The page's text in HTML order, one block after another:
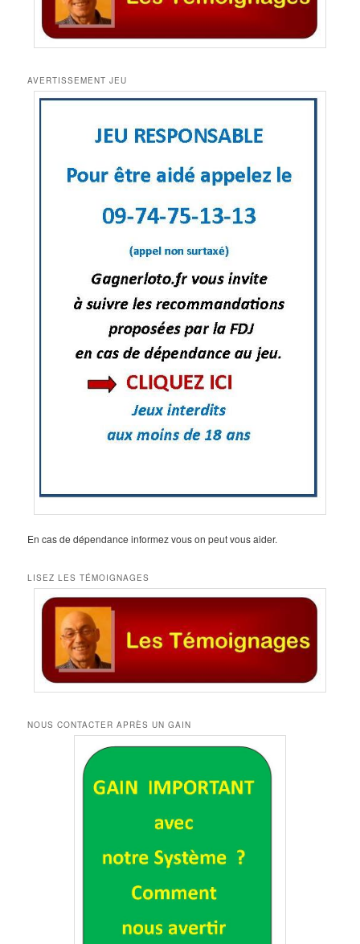
AVERTISSEMENT JEU
En cas de dépendance informez vous on peut vous aider.
LISEZ LES TÉMOIGNAGES
NOUS CONTACTER APRÈS UN GAIN